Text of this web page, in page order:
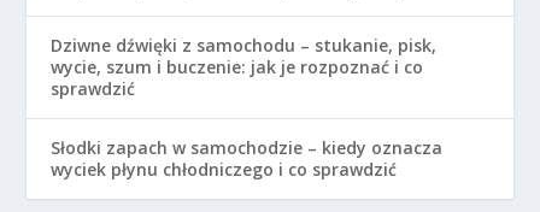
Dziwne dźwięki z samochodu – stukanie, pisk,
wycie, szum i buczenie: jak je rozpoznać i co
sprawdzić
Słodki zapach w samochodzie – kiedy oznacza
wyciek płynu chłodniczego i co sprawdzić